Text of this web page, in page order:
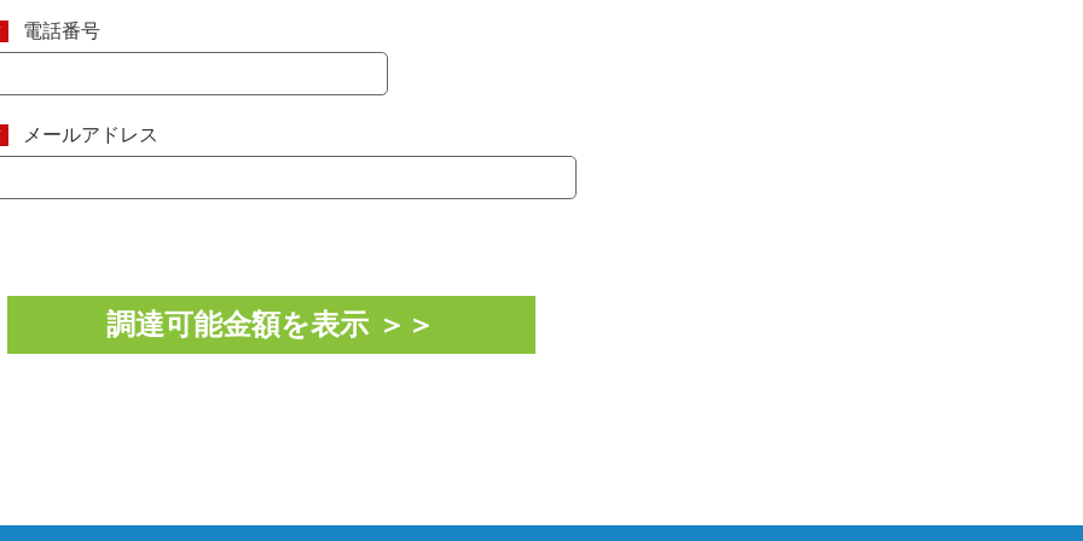
電話番号
メールアドレス
調達可能金額を表示 ＞＞